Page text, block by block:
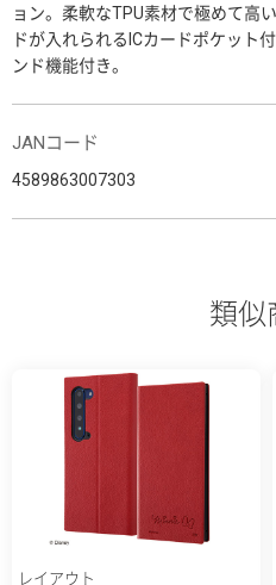
ョン。柔軟なTPU素材で極めて高
ドが入れられるICカードポケット
ンド機能付き。
JANコード
4589863007303
類似
レイアウト